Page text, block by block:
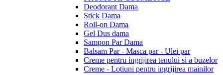
Deodorant Dama
Stick Dama
Roll-on Dama
Gel Dus dama
Sampon Par Dama
Balsam Par - Masca par - Ulei par
Creme pentru ingrijirea tenului si a buzelor
Creme - Lotiuni pentru ingrijirea mainilor